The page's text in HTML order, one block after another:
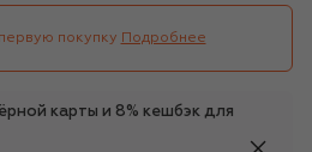
покупку Подробнее
карты и 8% кешбэк для